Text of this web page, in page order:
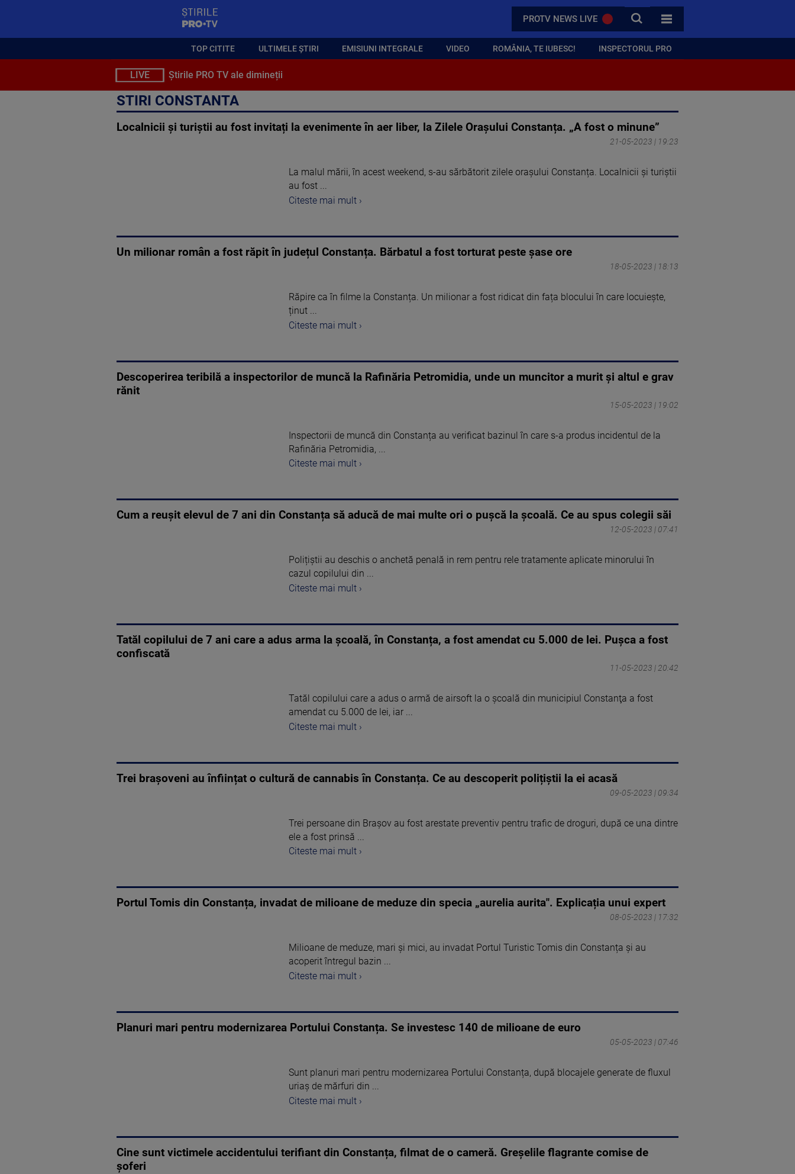
PROTV NEWS LIVE CAUTA
TOATE CATEGORIILE
TOP CITITE ULTIMELE ȘTIRI EMISIUNI INTEGRALE VIDEO ROMÂNIA, TE IUBESC! INSPECTORUL PRO
LIVE Știrile PRO TV ale dimineții
STIRI CONSTANTA
Localnicii și turiștii au fost invitați la evenimente în aer liber, la Zilele Orașului Constanța. „A fost o minune”
21-05-2023 | 19:23
La malul mării, în acest weekend, s-au sărbătorit zilele orașului Constanța. Localnicii și turiștii
au fost ...
Citeste mai mult ›
Un milionar român a fost răpit în județul Constanța. Bărbatul a fost torturat peste șase ore
18-05-2023 | 18:13
Răpire ca în filme la Constanța. Un milionar a fost ridicat din fața blocului în care locuiește,
ținut ...
Citeste mai mult ›
Descoperirea teribilă a inspectorilor de muncă la Rafinăria Petromidia, unde un muncitor a murit și altul e grav
rănit
15-05-2023 | 19:02
Inspectorii de muncă din Constanța au verificat bazinul în care s-a produs incidentul de la
Rafinăria Petromidia, ...
Citeste mai mult ›
Cum a reușit elevul de 7 ani din Constanța să aducă de mai multe ori o pușcă la școală. Ce au spus colegii săi
12-05-2023 | 07:41
Polițiștii au deschis o anchetă penală in rem pentru rele tratamente aplicate minorului în
cazul copilului din ...
Citeste mai mult ›
Tatăl copilului de 7 ani care a adus arma la şcoală, în Constanța, a fost amendat cu 5.000 de lei. Pușca a fost
confiscată
11-05-2023 | 20:42
Tatăl copilului care a adus o armă de airsoft la o şcoală din municipiul Constanţa a fost
amendat cu 5.000 de lei, iar ...
Citeste mai mult ›
Trei brașoveni au înființat o cultură de cannabis în Constanța. Ce au descoperit polițiștii la ei acasă
09-05-2023 | 09:34
Trei persoane din Brașov au fost arestate preventiv pentru trafic de droguri, după ce una dintre
ele a fost prinsă ...
Citeste mai mult ›
Portul Tomis din Constanța, invadat de milioane de meduze din specia „aurelia aurita". Explicația unui expert
08-05-2023 | 17:32
Milioane de meduze, mari și mici, au invadat Portul Turistic Tomis din Constanța și au
acoperit întregul bazin ...
Citeste mai mult ›
Planuri mari pentru modernizarea Portului Constanța. Se investesc 140 de milioane de euro
05-05-2023 | 07:46
Sunt planuri mari pentru modernizarea Portului Constanța, după blocajele generate de fluxul
uriaș de mărfuri din ...
Citeste mai mult ›
Cine sunt victimele accidentului terifiant din Constanța, filmat de o cameră. Greșelile flagrante comise de
șoferi